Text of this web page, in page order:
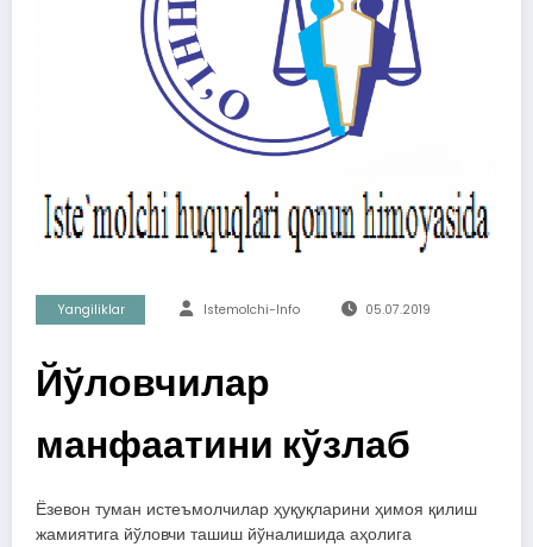
Yangiliklar Istemolchi-Info 05.07.2019
Йўловчилар
манфаатини кўзлаб
Ёзевон туман истеъмолчилар ҳуқуқларини ҳимоя қилиш
жамиятига йўловчи ташиш йўналишида аҳолига